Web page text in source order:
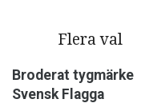
Flera val
Broderat tygmärke
Svensk Flagga